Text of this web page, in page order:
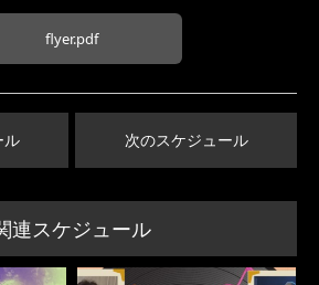
flyer.pdf
ル 次のスケジュール
連スケジュール